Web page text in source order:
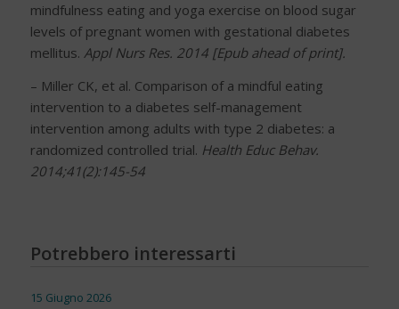
mindfulness eating and yoga exercise on blood sugar
levels of pregnant women with gestational diabetes
mellitus. Appl Nurs Res. 2014 [Epub ahead of print].
– Miller CK, et al. Comparison of a mindful eating
intervention to a diabetes self-management
intervention among adults with type 2 diabetes: a
randomized controlled trial. Health Educ Behav.
2014;41(2):145-54
Potrebbero interessarti
15 Giugno 2026